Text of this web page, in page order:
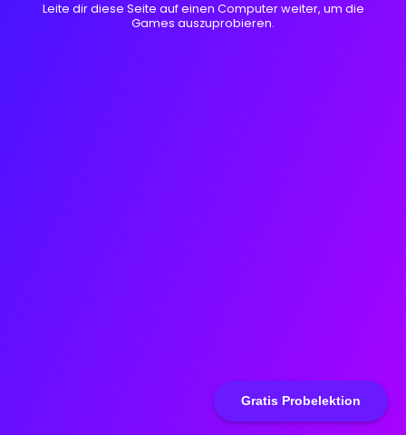
Gratis Probelektion
Leite dir diese Seite auf einen Computer weiter, um die
Games auszuprobieren.